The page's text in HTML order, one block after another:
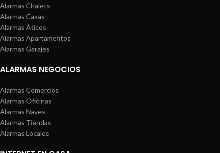
Alarmas Chalets
Alarmas Casas
Alarmas Áticos
Alarmas Apartamentos
Alarmas Garajes
ALARMAS NEGOCIOS
Alarmas Comercios
Alarmas Oficinas
Alarmas Naves
Alarmas Tiendas
Alarmas Locales